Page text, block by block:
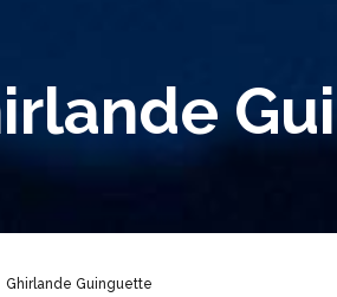
Ghirlande Guinguette